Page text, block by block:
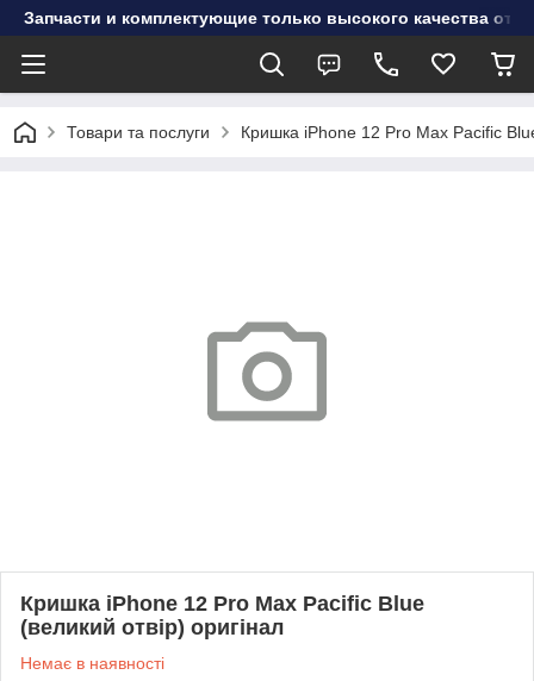
Запчасти и комплектующие только высокого качества от
Товари та послуги Кришка iPhone 12 Pro Max Pacific
Кришка iPhone 12 Pro Max Pacific Blue
(великий отвір) оригінал
Немає в наявності